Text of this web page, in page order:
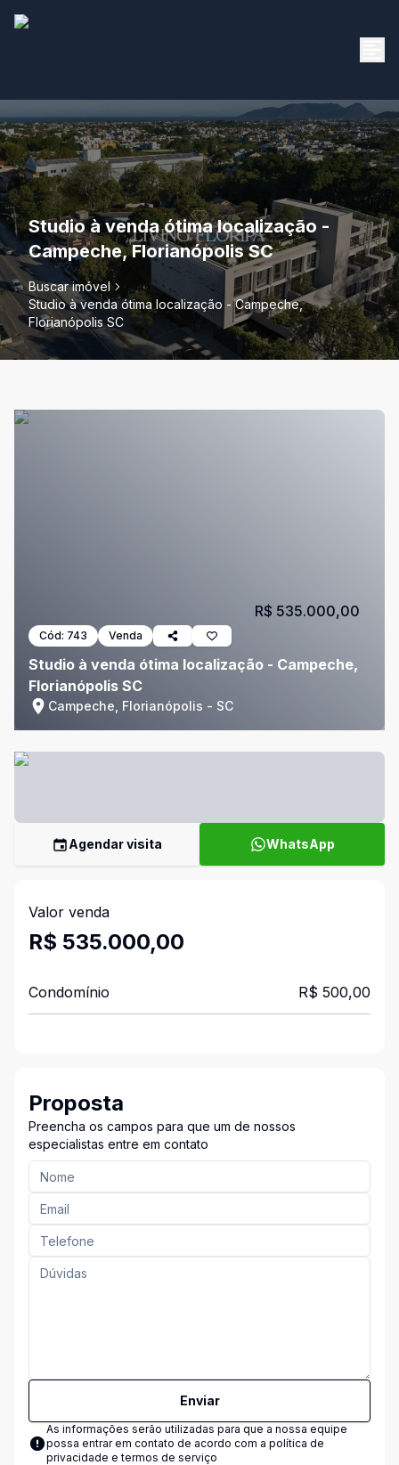
Studio à venda ótima localização -
Campeche, Florianópolis SC
Buscar imóvel
Studio à venda ótima localização - Campeche,
Florianópolis SC
Cód: 743 Venda
Studio à venda ótima localização - Campeche,
Florianópolis SC
Campeche, Florianópolis - SC
R$ 535.000,00
Agendar visita WhatsApp
Valor venda
R$ 535.000,00
Condomínio R$ 500,00
Proposta
Preencha os campos para que um de nossos
especialistas entre em contato
Enviar
As informações serão utilizadas para que a nossa equipe
possa entrar em contato de acordo com a política de
privacidade e termos de serviço